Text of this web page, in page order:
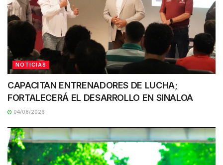
NOTICIAS
CAPACITAN ENTRENADORES DE LUCHA;
FORTALECERÁ EL DESARROLLO EN SINALOA
04/08/2026